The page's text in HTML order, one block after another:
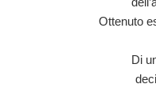
Ottenuto
Di